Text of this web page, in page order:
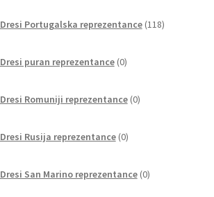
Dresi Portugalska reprezentance 118izdelkov
Dresi puran reprezentance 0izdelkov
Dresi Romuniji reprezentance 0izdelkov
Dresi Rusija reprezentance 0izdelkov
Dresi San Marino reprezentance 0izdelkov